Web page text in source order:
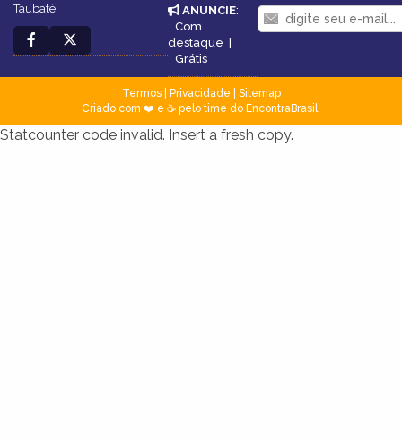
Taubaté.
ANUNCIE:
Com
destaque |
Grátis
Termos| Privacidade
Sitemap
Criado com ❤️ e ☕ pelo time do EncontraBrasil
Statcounter code invalid. Insert a fresh copy.